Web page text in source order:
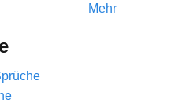
Mehr